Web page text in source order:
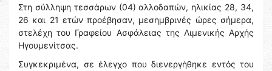
Στη σύλληψη τεσσάρων (04) αλλοδαπών, ηλικίας 28, 34,
26 και 21 ετών προέβησαν, μεσημβρινές ώρες σήμερα,
στελέχη του Γραφείου Ασφάλειας της Λιμενικής Αρχής
Ηγουμενίτσας.
Συγκεκριμένα, σε έλεγχο που διενεργήθηκε εντός του